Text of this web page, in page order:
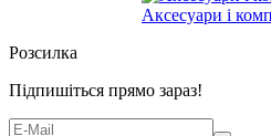
Аксесуари і
Розсилка
Підпишіться прямо зараз!